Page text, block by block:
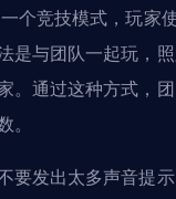
个竞技模式，玩家
是与团队一起玩，
。通过这种方式，
要发出太多声音提